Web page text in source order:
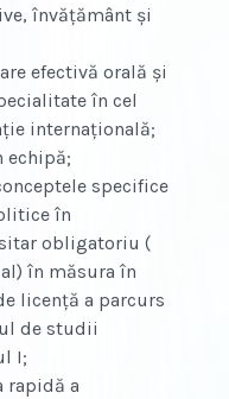
învăţământ şi
efectivă orală şi
în cel
internaţională;
echipă;
specifice
în
obligatoriu (
în măsura în
licenţă a parcurs
de studii
I;
rapidă a